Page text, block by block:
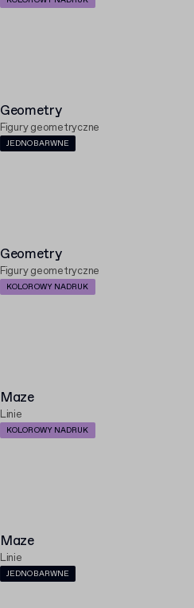
Geometry
Figury geometryczne
JEDNOBARWNE
Geometry
Figury geometryczne
KOLOROWY NADRUK
Maze
Linie
KOLOROWY NADRUK
Maze
Linie
JEDNOBARWNE